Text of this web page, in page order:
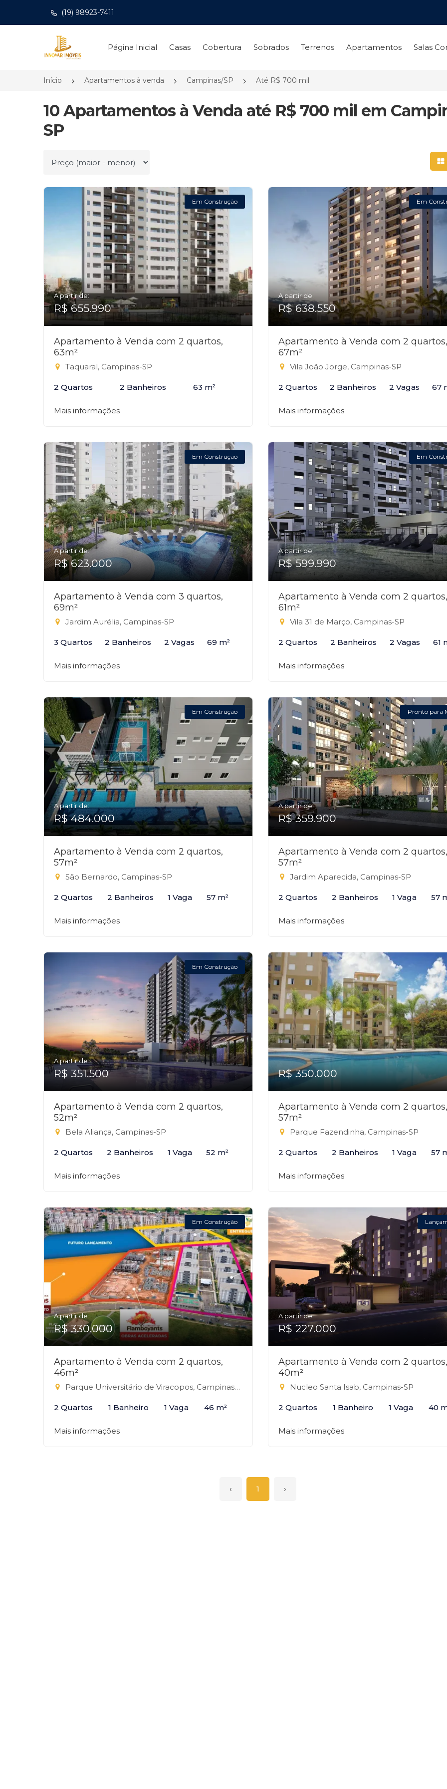
(19) 98923-7411
Página inicial
Página Inicial Casas Cobertura Sobrados Terrenos Apartamentos Salas
Início Apartamentos à venda Campinas/SP Até R$ 700 mil
10 Apartamentos à Venda até R$ 700 mil em
SP
Ordenar por
Em Construção
A partir de:
R$ 655.990
Apartamento à Venda com 2 quartos,
63m²
Taquaral, Campinas-SP
2 Quartos 2 Banheiros 63 m²
Mais informações
Em
A partir de:
R$ 638.550
Apartamento à Venda com 2 quartos,
67m²
Vila João Jorge, Campinas-SP
2 Quartos 2 Banheiros 2 Vagas 67
Mais informações
Em Construção
A partir de:
R$ 623.000
Apartamento à Venda com 3 quartos,
69m²
Jardim Aurélia, Campinas-SP
3 Quartos 2 Banheiros 2 Vagas 69 m²
Mais informações
Em
A partir de:
R$ 599.990
Apartamento à Venda com 2 quartos,
61m²
Vila 31 de Março, Campinas-SP
2 Quartos 2 Banheiros 2 Vagas 61
Mais informações
Em Construção
A partir de:
R$ 484.000
Apartamento à Venda com 2 quartos,
57m²
São Bernardo, Campinas-SP
2 Quartos 2 Banheiros 1 Vaga 57 m²
Mais informações
Pronto para
A partir de:
R$ 359.900
Apartamento à Venda com 2 quartos,
57m²
Jardim Aparecida, Campinas-SP
2 Quartos 2 Banheiros 1 Vaga 57
Mais informações
Em Construção
A partir de:
R$ 351.500
Apartamento à Venda com 2 quartos,
52m²
Bela Aliança, Campinas-SP
2 Quartos 2 Banheiros 1 Vaga 52 m²
Mais informações
R$ 350.000
Apartamento à Venda com 2 quartos,
57m²
Parque Fazendinha, Campinas-SP
2 Quartos 2 Banheiros 1 Vaga 57
Mais informações
Em Construção
A partir de:
R$ 330.000
Apartamento à Venda com 2 quartos,
46m²
Parque Universitário de Viracopos, Campinas-SP
2 Quartos 1 Banheiro 1 Vaga 46 m²
Mais informações
A partir de:
R$ 227.000
Apartamento à Venda com 2 quartos,
40m²
Nucleo Santa Isab, Campinas-SP
2 Quartos 1 Banheiro 1 Vaga 40
Mais informações
‹ 1 ›